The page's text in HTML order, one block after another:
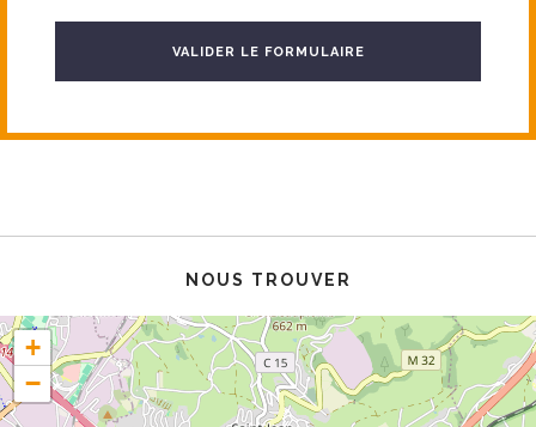
VALIDER LE FORMULAIRE
NOUS TROUVER
+
−